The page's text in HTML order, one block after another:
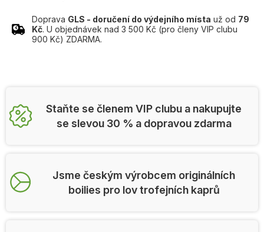
Doprava GLS - doručení do výdejního místa už od 79
Kč. U objednávek nad 3 500 Kč (pro členy VIP clubu
900 Kč) ZDARMA.
Staňte se členem VIP clubu a nakupujte
se slevou 30 % a dopravou zdarma
Jsme českým výrobcem originálních
boilies pro lov trofejních kaprů